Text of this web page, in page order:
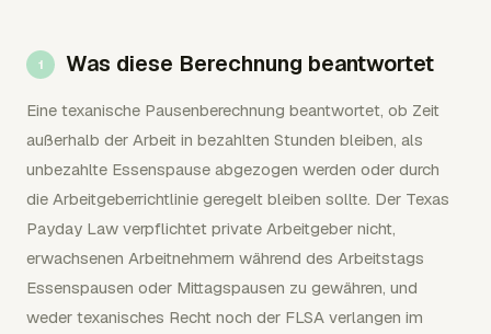
Was diese Berechnung beantwortet
Eine texanische Pausenberechnung beantwortet, ob Zeit
außerhalb der Arbeit in bezahlten Stunden bleiben, als
unbezahlte Essenspause abgezogen werden oder durch
die Arbeitgeberrichtlinie geregelt bleiben sollte. Der Texas
Payday Law verpflichtet private Arbeitgeber nicht,
erwachsenen Arbeitnehmern während des Arbeitstags
Essenspausen oder Mittagspausen zu gewähren, und
weder texanisches Recht noch der FLSA verlangen im